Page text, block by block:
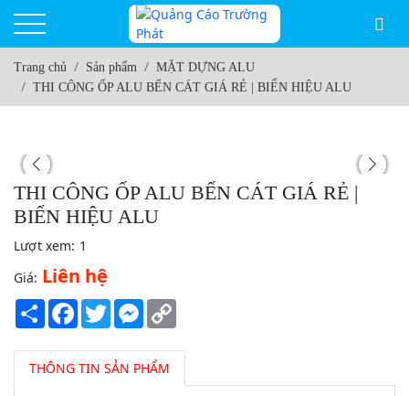
Trang chủ Sản phẩm
MẶT DỰNG ALU
THI CÔNG ỐP ALU BẾN CÁT GIÁ RẺ | BIỂN HIỆU ALU
THI CÔNG ỐP ALU BẾN CÁT GIÁ RẺ |
BIỂN HIỆU ALU
Lượt xem: 1
Giá: Liên hệ
Share Facebook
TwitterMessenger
THÔNG TIN SẢN PHẨM